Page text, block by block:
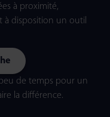
à proximité,
à disposition un outil
de temps pour un
la différence.